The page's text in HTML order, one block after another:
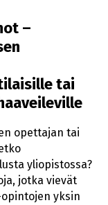
–
tai
opettajan tai
yliopistossa?
jotka vievät
yksin